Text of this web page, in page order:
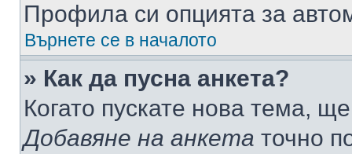
Профила си опцията за
Върнете се в началото
» Как да пусна анкета?
Когато пускате нова тема,
Добавяне на анкета точно